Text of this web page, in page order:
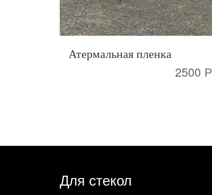
Атермальная пленка
2500 Р
Для стекол